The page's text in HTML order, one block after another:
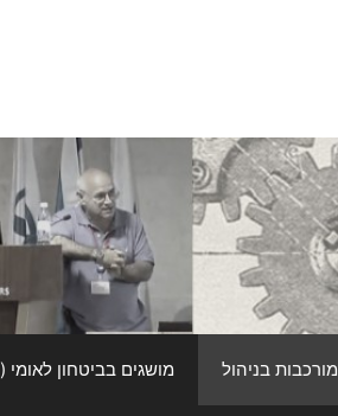
מורכבות בניהול מושגים בביטחון לאומי (WIKI)